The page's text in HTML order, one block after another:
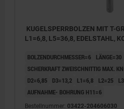
KUGELSPERRBOLZEN MIT T-
L1=6,8, L5=36,8, EDELSTAHL,
BOLZENDURCHMESSER=6
LÄNGE=30
SCHERKRAFT ZWEISCHNITTIG MAX.
D2=6,85
D3=13,2 L1=6,8 L2=25
AUFNAHME- BOHRUNG H11=6
Bestellnummer: 03422-204606030